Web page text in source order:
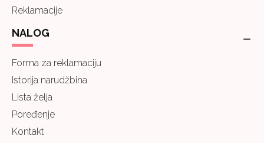
Reklamacije
NALOG
Forma za reklamaciju
Istorija narudžbina
Lista želja
Poređenje
Kontakt